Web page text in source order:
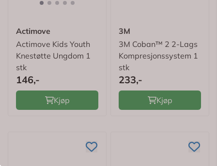
Actimove
Actimove Kids Youth
Knestøtte Ungdom 1
stk
146,-
Kjøp
3M
3M Coban™ 2 2-Lags
Kompresjonssystem 1
stk
233,-
Kjøp